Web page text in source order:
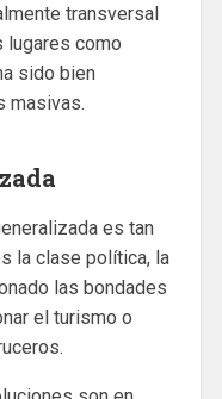
transversal
lugares como
sido bien
masivas.
es tan
la clase política, la
las bondades
el turismo o